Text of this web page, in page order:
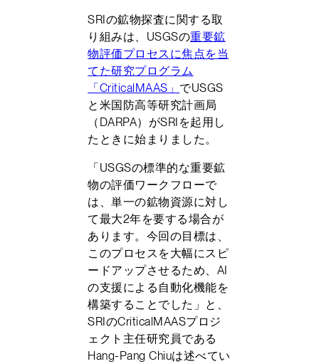
SRIの鉱物探査に関する取
り組みは、USGSの重要鉱
物評価プロセスに焦点を当
てた研究プログラム
「CriticalMAAS」 でUSGS
と米国防高等研究計画局
（DARPA）がSRIを起用し
たときに始まりました。
「USGSの標準的な重要鉱
物の評価ワークフローで
は、単一の鉱物資源に対し
て最大2年を要する場合が
あります。今回の目標は、
このプロセスを大幅にスピ
ードアップさせるため、AI
の支援による自動化機能を
構築することでした」と、
SRIのCriticalMAASプロジ
ェクト主任研究員である
Hang-Pang Chiuは述べてい